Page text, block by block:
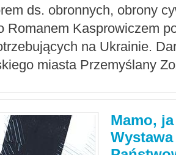
ds. obronnych, obrony
Romanem Kasprowiczem
na Ukrainie.
miasta Przemyślany
Mamo,